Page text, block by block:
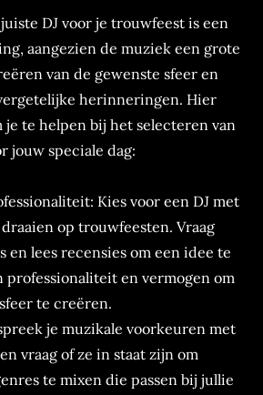
DJ voor je trouwfeest is een
aangezien de muziek een grote
van de gewenste sfeer en
herinneringen. Hier
je te helpen bij het selecteren van
jouw speciale dag:
Kies voor een DJ met
op trouwfeesten. Vraag
en lees recensies om een idee te
professionaliteit en vermogen om
te creëren.
je muzikale voorkeuren met
vraag of ze in staat zijn om
te mixen die passen bij jullie